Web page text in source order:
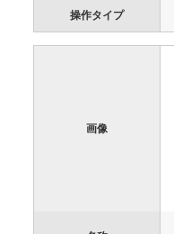
操作タイプ
画像